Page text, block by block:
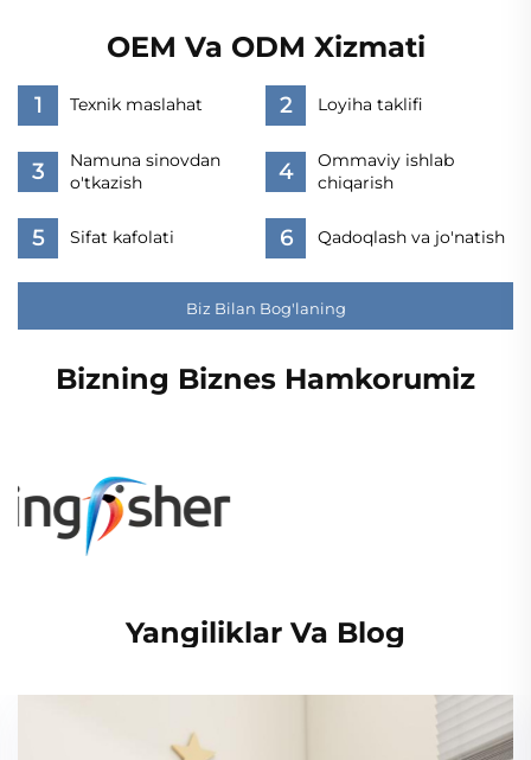
OEM Va ODM Xizmati
Texnik maslahat Loyiha taklifi
Namuna sinovdan
o'tkazish
Ommaviy ishlab
chiqarish
Sifat kafolati Qadoqlash va jo'natish
Biz Bilan Bog'laning
Bizning Biznes Hamkorumiz
Yangiliklar Va Blog